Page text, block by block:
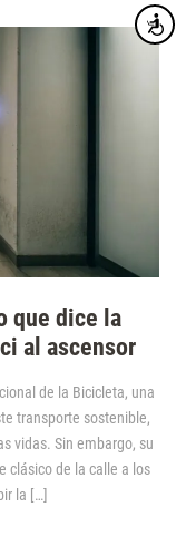
que dice la
al ascensor
de la Bicicleta, una
transporte sostenible,
vidas. Sin embargo, su
clásico de la calle a los
la […]